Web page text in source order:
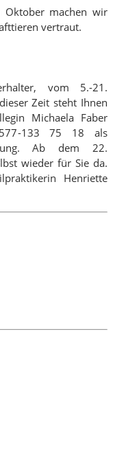
Oktober machen wir
vertraut.
vom 5.-21.
Zeit steht Ihnen
Michaela Faber
133 75 18 als
Ab dem 22.
wieder für Sie da.
Henriette